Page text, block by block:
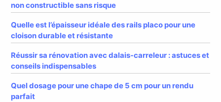
non constructible sans risque
Quelle est l’épaisseur idéale des rails placo pour une
cloison durable et résistante
Réussir sa rénovation avec dalais-carreleur : astuces et
conseils indispensables
Quel dosage pour une chape de 5 cm pour un rendu
parfait